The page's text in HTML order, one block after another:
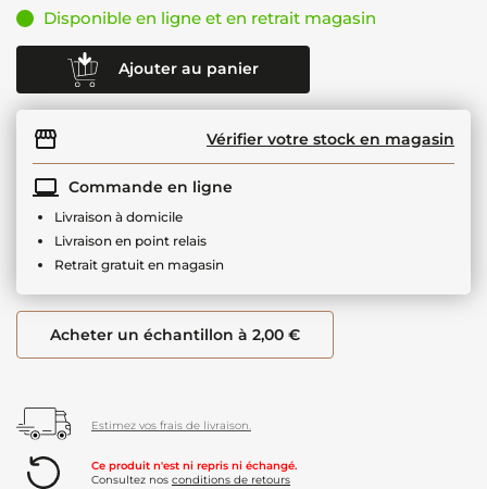
Disponible en ligne et en retrait magasin
Ajouter au panier
Vérifier votre stock en magasin
Commande en ligne
Livraison à domicile
Livraison en point relais
Retrait gratuit en magasin
Acheter un échantillon à 2,00 €
Estimez vos frais de livraison.
Ce produit n'est ni repris ni échangé.
Consultez nos conditions de retours